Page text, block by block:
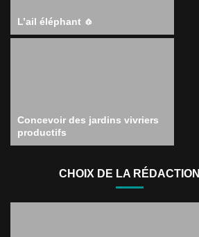
L’ail éléphant 🧄
Concevoir des jardins vivriers
productifs
CHOIX DE LA RÉDACTION